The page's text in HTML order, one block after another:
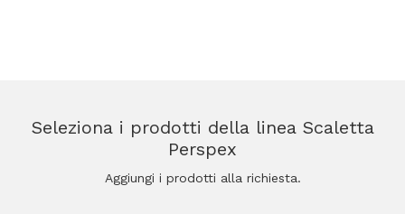
Seleziona i prodotti della linea Scaletta
Perspex
Aggiungi i prodotti alla richiesta.